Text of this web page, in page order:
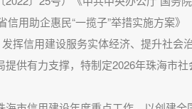
信用助企惠民“一揽子”举措实施方案
发挥信用建设服务实体经济、提升社
提供有力支撑，特制定2026年珠海市